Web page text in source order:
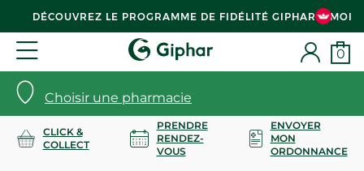
DÉCOUVREZ LE PROGRAMME DE FIDÉLITÉ GIPHAR & MOI
Choisir une pharmacie
0
CLICK &
COLLECT
PRENDRE
RENDEZ-
VOUS
ENVOYER
MON
ORDONNANCE